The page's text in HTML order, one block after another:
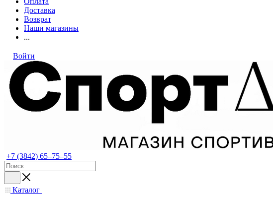
Доставка
Возврат
Наши магазины
...
Войти
+7 (3842) 65–75–55
Каталог